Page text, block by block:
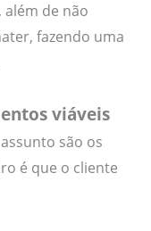
além de não
fazendo uma
viáveis
são os
é que o cliente